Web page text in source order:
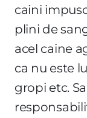
caini
plini de
acel caine
ca nu este
gropi etc.